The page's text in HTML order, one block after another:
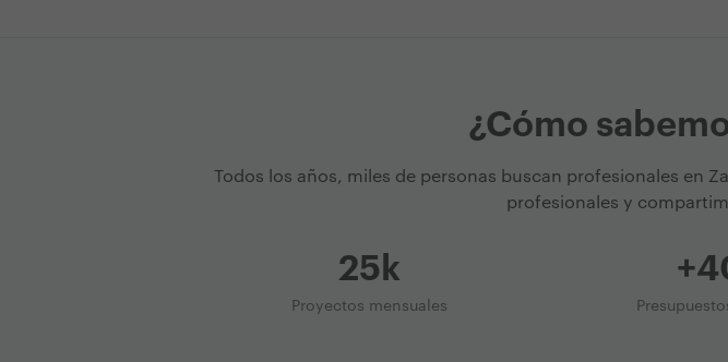
¿Cómo
Todos los años, miles de personas buscan profesionales en
profesionales y
25k
Proyectos mensuales